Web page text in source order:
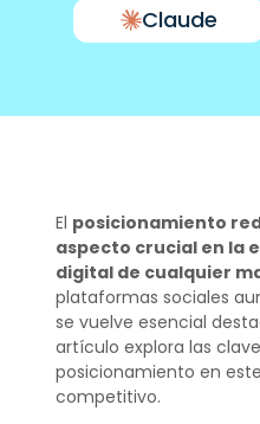
Claude
El posicionamiento
aspecto crucial en la
digital de cualquier
plataformas sociales
se vuelve esencial
artículo explora las
posicionamiento en
competitivo.